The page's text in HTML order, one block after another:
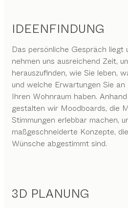
IDEENFINDUNG
Das persönliche Gespräch liegt
nehmen uns ausreichend Zeit,
herauszufinden, wie Sie leben,
und welche Erwartungen Sie
Ihren Wohnraum haben.
gestalten wir Moodboards, die
Stimmungen erlebbar machen,
maßgeschneiderte Konzepte,
Wünsche abgestimmt sind.
3D PLANUNG